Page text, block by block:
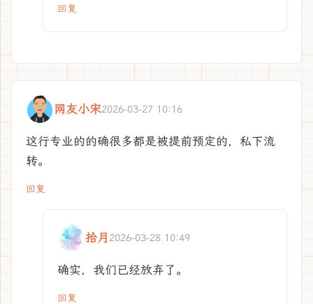
回复
网友小宋2026-03-27 10:16
这行专业的的确很多都是被提前预定的，私下流
转。
回复
拾月 2026-03-28 10:49
确实，我们已经放弃了。
回复